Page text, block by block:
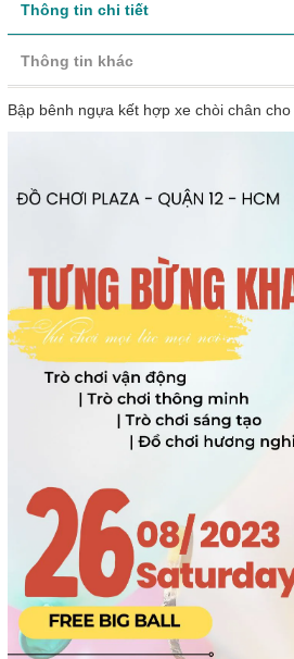
Thông tin chi tiết
Thông tin khác
Bập bênh ngựa kết hợp xe chòi chân